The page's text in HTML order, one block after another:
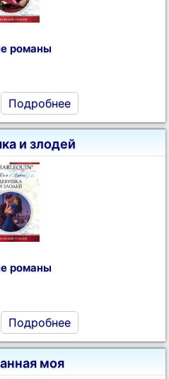
романы
Подробнее
и злодей
романы
Подробнее
моя